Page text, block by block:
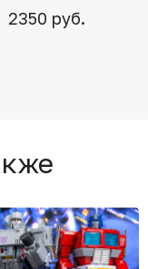
2350 руб.